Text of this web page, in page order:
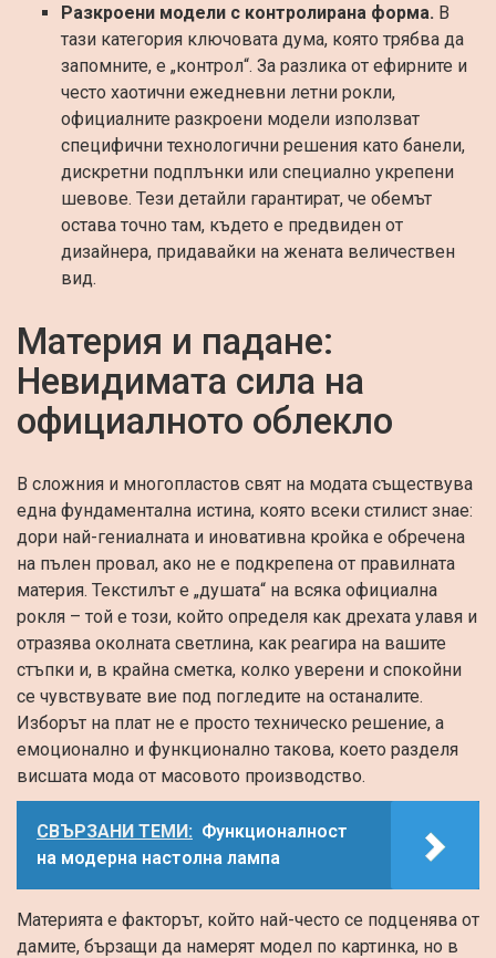
Разкроени модели с контролирана форма. В
тази категория ключовата дума, която трябва да
запомните, е „контрол“. За разлика от ефирните и
често хаотични ежедневни летни рокли,
официалните разкроени модели използват
специфични технологични решения като банели,
дискретни подплънки или специално укрепени
шевове. Тези детайли гарантират, че обемът
остава точно там, където е предвиден от
дизайнера, придавайки на жената величествен
вид.
Материя и падане:
Невидимата сила на
официалното облекло
В сложния и многопластов свят на модата съществува
една фундаментална истина, която всеки стилист знае:
дори най-гениалната и иновативна кройка е обречена
на пълен провал, ако не е подкрепена от правилната
материя. Текстилът е „душата“ на всяка официална
рокля – той е този, който определя как дрехата улавя и
отразява околната светлина, как реагира на вашите
стъпки и, в крайна сметка, колко уверени и спокойни
се чувствувате вие под погледите на останалите.
Изборът на плат не е просто техническо решение, а
емоционално и функционално такова, което разделя
висшата мода от масовото производство.
СВЪРЗАНИ ТЕМИ: Функционалност
на модерна настолна лампа
Материята е факторът, който най-често се подценява от
дамите, бързащи да намерят модел по картинка, но в